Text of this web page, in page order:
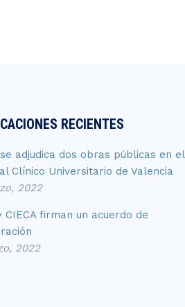
RECIENTES
se adjudica dos obras públicas en el
Clínico Universitario de Valencia
2022
CIECA firman un acuerdo de
2022